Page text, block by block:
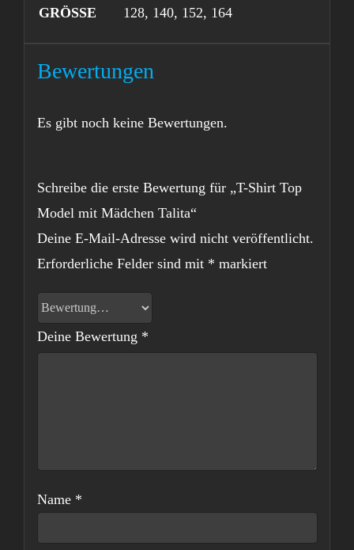
GRÖSSE 128, 140, 152, 164
Bewertungen
Es gibt noch keine Bewertungen.
Schreibe die erste Bewertung für „T-Shirt Top
Model mit Mädchen Talita“
Deine E-Mail-Adresse wird nicht veröffentlicht.
Erforderliche Felder sind mit * markiert
Deine Bewertung *
Name *